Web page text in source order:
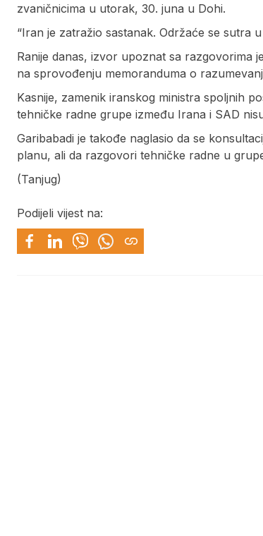
zvaničnicima u utorak, 30. juna u Dohi.
“Iran je zatražio sastanak. Održaće se sutra
Ranije danas, izvor upoznat sa razgovorima
na sprovođenju memoranduma o
Kasnije, zamenik iranskog ministra spoljnih
tehničke radne grupe između Irana i SAD
Garibabadi je takođe naglasio da se
planu, ali da razgovori tehničke radne u
(Tanjug)
Podijeli vijest na: